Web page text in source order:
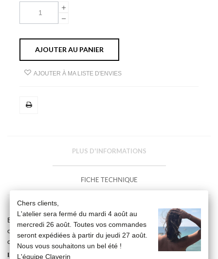
AJOUTER AU PANIER
AJOUTER À MA LISTE D'ENVIES
PLUS D'INFORMATIONS
FICHE TECHNIQUE
Boucles d'oreille nacre rose (8x12mm) sertie dans un entourage
or jaune 18 carats gravé Claverin montée sur chaîne or jaune 18
carats.
LA COLLECTION ORGANIC
Chers clients,
L'atelier sera fermé du mardi 4 août au
mercredi 26 août. Toutes vos commandes
seront expédiées à partir du jeudi 27 août.
Nous vous souhaitons un bel été !
L'équipe Claverin